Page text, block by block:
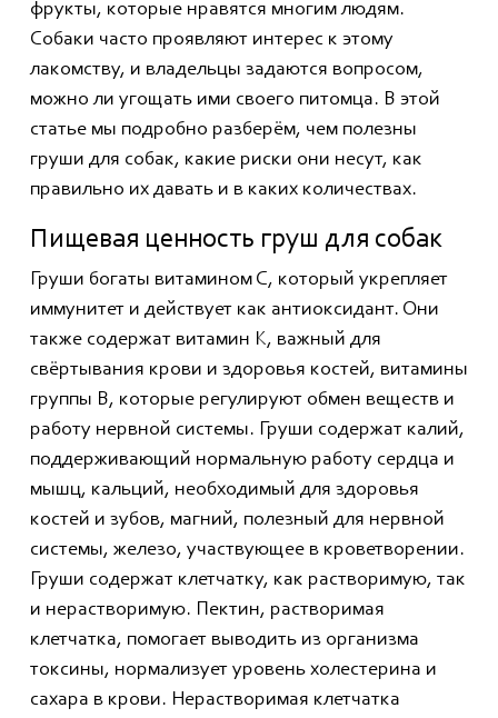
фрукты, которые нравятся многим людям.
Собаки часто проявляют интерес к этому
лакомству, и владельцы задаются вопросом,
можно ли угощать ими своего питомца. В этой
статье мы подробно разберём, чем полезны
груши для собак, какие риски они несут, как
правильно их давать и в каких количествах.
Пищевая ценность груш для собак
Груши богаты витамином С, который укрепляет
иммунитет и действует как антиоксидант. Они
также содержат витамин К, важный для
свёртывания крови и здоровья костей, витамины
группы В, которые регулируют обмен веществ и
работу нервной системы. Груши содержат калий,
поддерживающий нормальную работу сердца и
мышц, кальций, необходимый для здоровья
костей и зубов, магний, полезный для нервной
системы, железо, участвующее в кроветворении.
Груши содержат клетчатку, как растворимую, так
и нерастворимую. Пектин, растворимая
клетчатка, помогает выводить из организма
токсины, нормализует уровень холестерина и
сахара в крови. Нерастворимая клетчатка